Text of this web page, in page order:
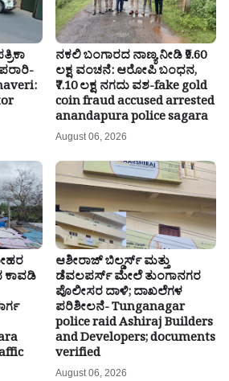
ನಕಲಿ ಬಂಗಾರದ ನಾಣ್ಯ ನೀಡಿ ₹9.60
ಲಕ್ಷ ವಂಚನೆ: ಆರೋಪಿ ಬಂಧನ,
₹7.10 ಲಕ್ಷ ನಗದು ವಶ-fake gold
coin fraud accused arrested
anandapura police sagara
August 06, 2026
ಕಾವಡಿ
ಆಶೀರಾಜ್ ಬಿಲ್ಡರ್ಸ್ ಮತ್ತು
ಡೆವಲಪರ್ಸ್ ಮೇಲೆ ತುಂಗಾನಗರ
ಪೊಲೀಸರ ದಾಳಿ; ದಾಖಲೆಗಳ
ಪರಿಶೀಲನೆ- Tunganagar
police raid Ashiraj Builders
and Developers; documents
verified
August 06, 2026